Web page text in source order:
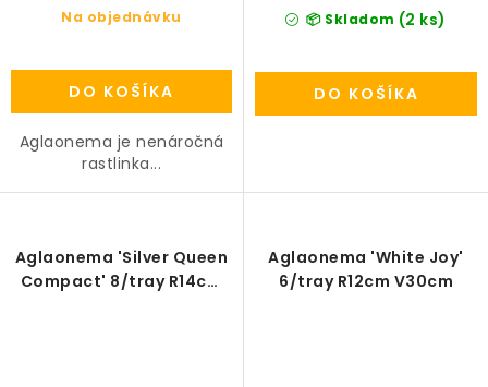
Na objednávku
DO KOŠÍKA
Aglaonema je nenáročná
rastlinka...
📦 Skladom (2 ks)
DO KOŠÍKA
Aglaonema 'Silver Queen
Compact' 8/tray R14cm
Aglaonema 'White Joy'
6/tray R12cm V30cm